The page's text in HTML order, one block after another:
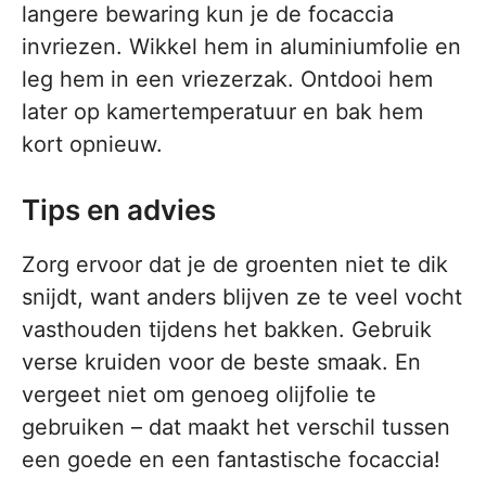
langere bewaring kun je de focaccia
invriezen. Wikkel hem in aluminiumfolie en
leg hem in een vriezerzak. Ontdooi hem
later op kamertemperatuur en bak hem
kort opnieuw.
Tips en advies
Zorg ervoor dat je de groenten niet te dik
snijdt, want anders blijven ze te veel vocht
vasthouden tijdens het bakken. Gebruik
verse kruiden voor de beste smaak. En
vergeet niet om genoeg olijfolie te
gebruiken – dat maakt het verschil tussen
een goede en een fantastische focaccia!